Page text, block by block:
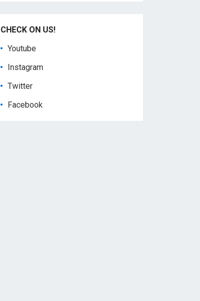
CHECK ON US!
Youtube
Instagram
Twitter
Facebook